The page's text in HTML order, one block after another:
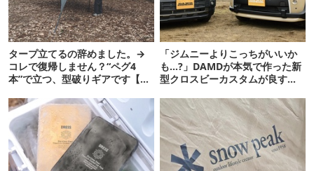
タープ立てるの辞めました。→
コレで復帰しません？“ペグ4
本”で立つ、型破りギアです【ド
「ジムニーよりこっちがいいか
も…?」DAMDが本気で作った新
型クロスビーカスタムが良すぎ